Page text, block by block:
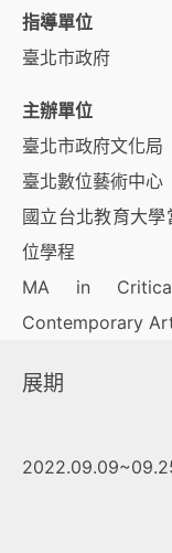
指導單位
臺北市政府
主辦單位
臺北市政府文化局
臺北數位藝術中心
國立台北教育大
位學程
MA in
Contemporary
展期